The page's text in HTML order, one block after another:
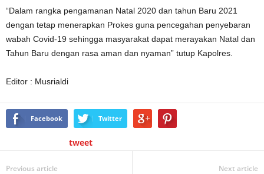
“Dalam rangka pengamanan Natal 2020 dan tahun Baru 2021
dengan tetap menerapkan Prokes guna pencegahan penyebaran
wabah Covid-19 sehingga masyarakat dapat merayakan Natal dan
Tahun Baru dengan rasa aman dan nyaman” tutup Kapolres.
Editor : Musrialdi
Facebook Twitter
tweet
Previous article Next article